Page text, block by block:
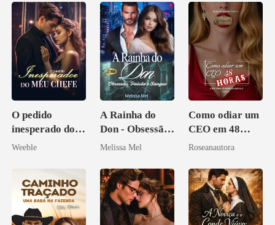
O pedido
inesperado do
meu chefe
Weeble
A Rainha do
Don - Obsessão,
Paixão e Sangue
Melissa Mel
Como odiar um
CEO em 48
horas
Roseanautora